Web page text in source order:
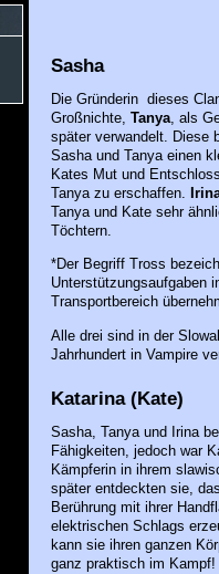
Sasha
Die Gründerin dieses
Großnichte, Tanya, als
später verwandelt. Diese
Sasha und Tanya einen
Kates Mut und
Tanya zu erschaffen.
Tanya und Kate sehr
Töchtern.
*Der Begriff Tross
Unterstützungsaufgaben
Transportbereich
Alle drei sind in der
Jahrhundert in Vampire
Katarina (Kate)
Sasha, Tanya und Irina
Fähigkeiten, jedoch war
Kämpferin in ihrem
später entdeckten sie,
Berührung mit ihrer
elektrischen Schlags
kann sie ihren ganzen
ganz praktisch im Kampf!